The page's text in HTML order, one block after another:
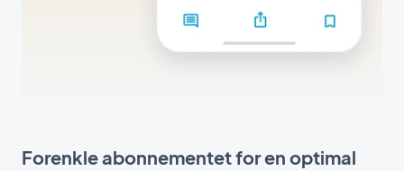
Forenkle abonnementet for en optimal